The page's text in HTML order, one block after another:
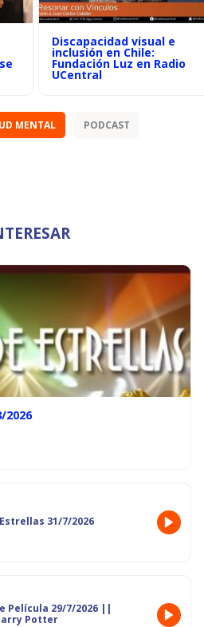
Discapacidad visual e
inclusión en Chile:
Fundación Luz en Radio
UCentral
MENTAL PODCAST
2026
31/7/2026
Película 29/7/2026 ||
Potter